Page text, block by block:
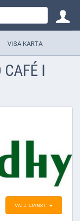
VISA KARTA
I
VÄLJ TJÄNST